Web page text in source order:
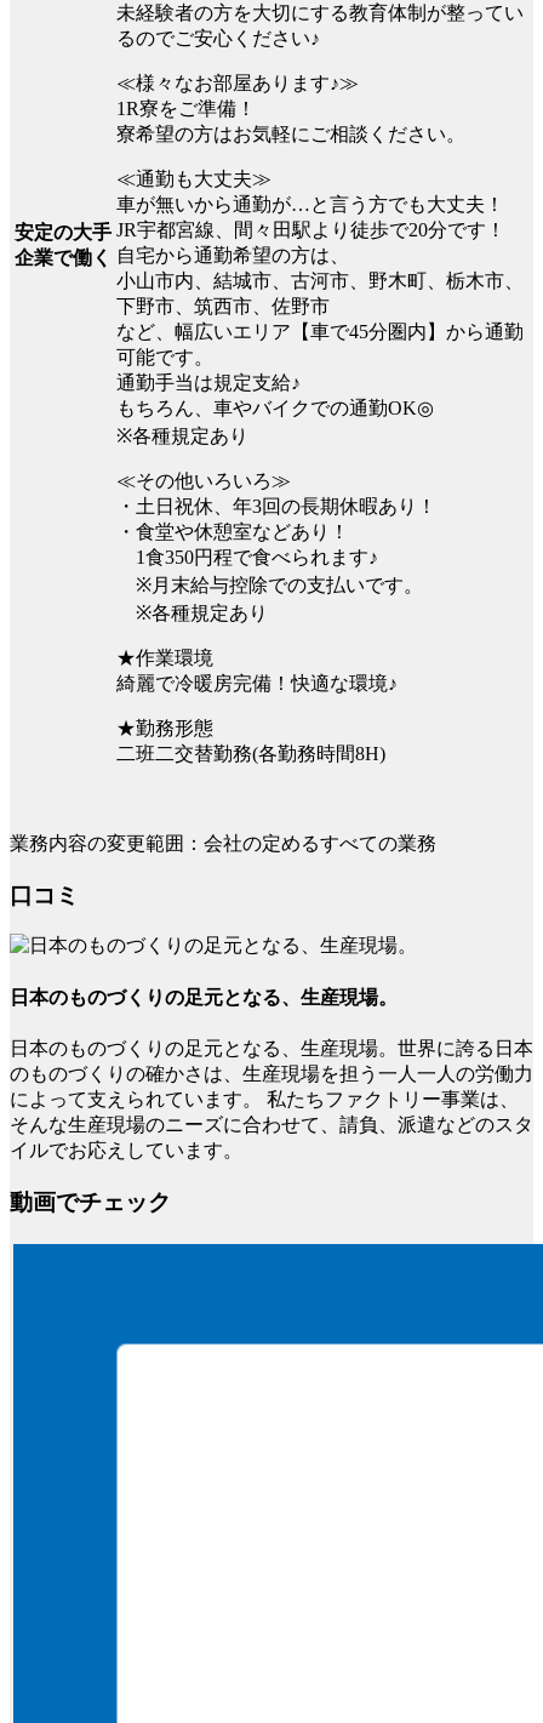
安定の大手
企業で働く
未経験者の方を大切にする教育体制が整ってい
るのでご安心ください♪
≪様々なお部屋あります♪≫
1R寮をご準備！
寮希望の方はお気軽にご相談ください。
≪通勤も大丈夫≫
車が無いから通勤が…と言う方でも大丈夫！
JR宇都宮線、間々田駅より徒歩で20分です！
自宅から通勤希望の方は、
小山市内、結城市、古河市、野木町、栃木市、
下野市、筑西市、佐野市
など、幅広いエリア【車で45分圏内】から通勤
可能です。
通勤手当は規定支給♪
もちろん、車やバイクでの通勤OK◎
※各種規定あり
≪その他いろいろ≫
・土日祝休、年3回の長期休暇あり！
・食堂や休憩室などあり！
1食350円程で食べられます♪
※月末給与控除での支払いです。
※各種規定あり
★作業環境
綺麗で冷暖房完備！快適な環境♪
★勤務形態
二班二交替勤務(各勤務時間8H)
業務内容の変更範囲：会社の定めるすべての業務
口コミ
日本のものづくりの足元となる、生産現場。
日本のものづくりの足元となる、生産現場。世界に誇る日本
のものづくりの確かさは、生産現場を担う一人一人の労働力
によって支えられています。 私たちファクトリー事業は、
そんな生産現場のニーズに合わせて、請負、派遣などのスタ
イルでお応えしています。
動画でチェック